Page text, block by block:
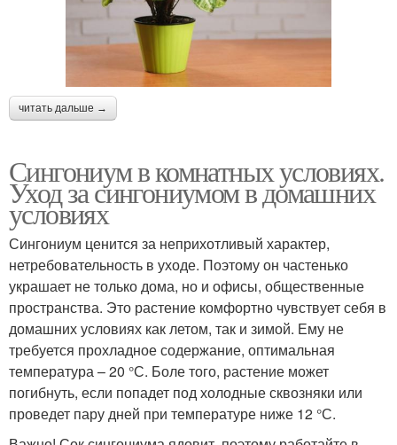
читать дальше →
Сингониум в комнатных условиях.
Уход за сингониумом в домашних
условиях
Сингониум ценится за неприхотливый характер,
нетребовательность в уходе. Поэтому он частенько
украшает не только дома, но и офисы, общественные
пространства. Это растение комфортно чувствует себя в
домашних условиях как летом, так и зимой. Ему не
требуется прохладное содержание, оптимальная
температура – 20 °С. Боле того, растение может
погибнуть, если попадет под холодные сквозняки или
проведет пару дней при температуре ниже 12 °С.